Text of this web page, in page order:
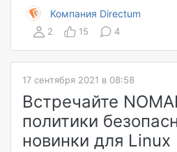
Компания Directum
2 15 4
17 сентября 2021 в 08:58
Встречайте
политики
новинки для Linux